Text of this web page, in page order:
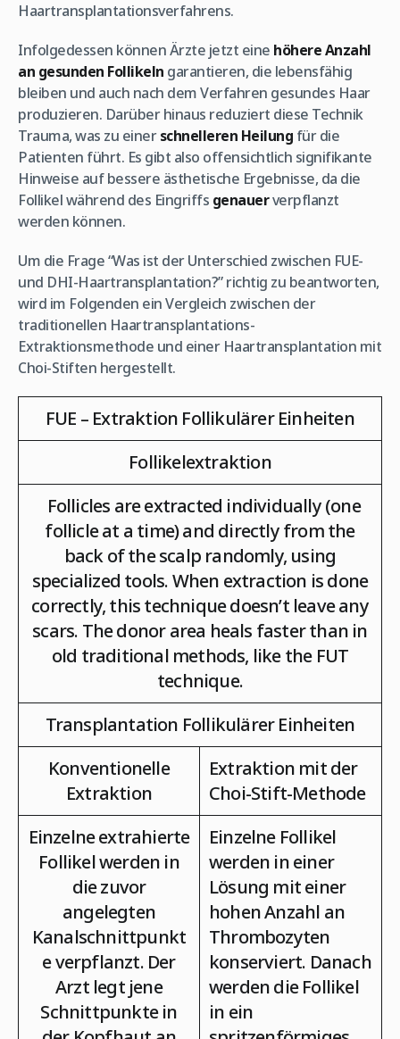
Haartransplantationsverfahrens.
Infolgedessen können Ärzte jetzt eine höhere Anzahl
an gesunden Follikeln garantieren, die lebensfähig
bleiben und auch nach dem Verfahren gesundes Haar
produzieren. Darüber hinaus reduziert diese Technik
Trauma, was zu einerschnelleren Heilung für die
Patienten führt. Es gibt also offensichtlich signifikante
Hinweise auf bessere ästhetische Ergebnisse, da die
Follikel während des Eingriffs genauerverpflanzt
werden können.
Um die Frage “Was ist der Unterschied zwischen FUE-
und DHI-Haartransplantation?” richtig zu beantworten,
wird im Folgenden ein Vergleich zwischen der
traditionellen Haartransplantations-
Extraktionsmethode und einer Haartransplantation mit
Choi-Stiften hergestellt.
FUE – Extraktion Follikulärer Einheiten
Follikelextraktion
Follicles are extracted individually (one
follicle at a time) and directly from the
back of the scalp randomly, using
specialized tools. When extraction is done
correctly, this technique doesn’t leave any
scars. The donor area heals faster than in
old traditional methods, like the FUT
technique.
Transplantation Follikulärer Einheiten
Konventionelle
Extraktion
Extraktion mit der
Choi-Stift-Methode
Einzelne extrahierte
Follikel werden in
die zuvor
angelegten
Kanalschnittpunkt
e verpflanzt. Der
Arzt legt jene
Schnittpunkte in
Einzelne Follikel
werden in einer
Lösung mit einer
hohen Anzahl an
Thrombozyten
konserviert. Danach
werden die Follikel
in ein